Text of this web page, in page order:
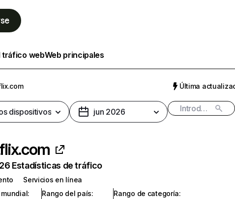
tráfico webWeb principales
Última
dispositivos jun 2026
Estadísticas de tráfico
Servicios en línea
:
Rango del país:
Rango de categoría: